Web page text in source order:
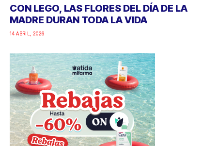
CON LEGO, LAS FLORES DEL DÍA DE LA
MADRE DURAN TODA LA VIDA
14 ABRIL, 2026